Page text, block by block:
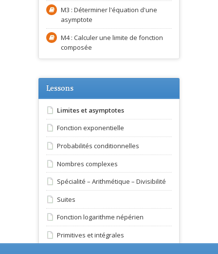
M3 : Déterminer l'équation d'une
asymptote
M4 : Calculer une limite de fonction
composée
Lessons
Limites et asymptotes
Fonction exponentielle
Probabilités conditionnelles
Nombres complexes
Spécialité – Arithmétique – Divisibilité
Suites
Fonction logarithme népérien
Primitives et intégrales